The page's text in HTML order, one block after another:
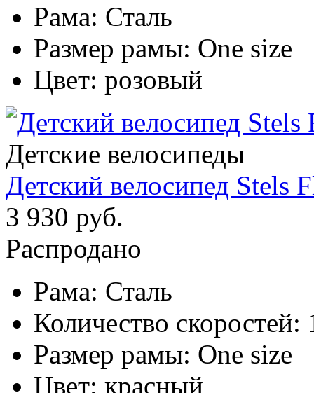
Рама: Сталь
Размер рамы: One size
Цвет: розовый
Детские велосипеды
Детский велосипед Stels
3 930 руб.
Распродано
Рама: Сталь
Количество скоростей:
Размер рамы: One size
Цвет: красный